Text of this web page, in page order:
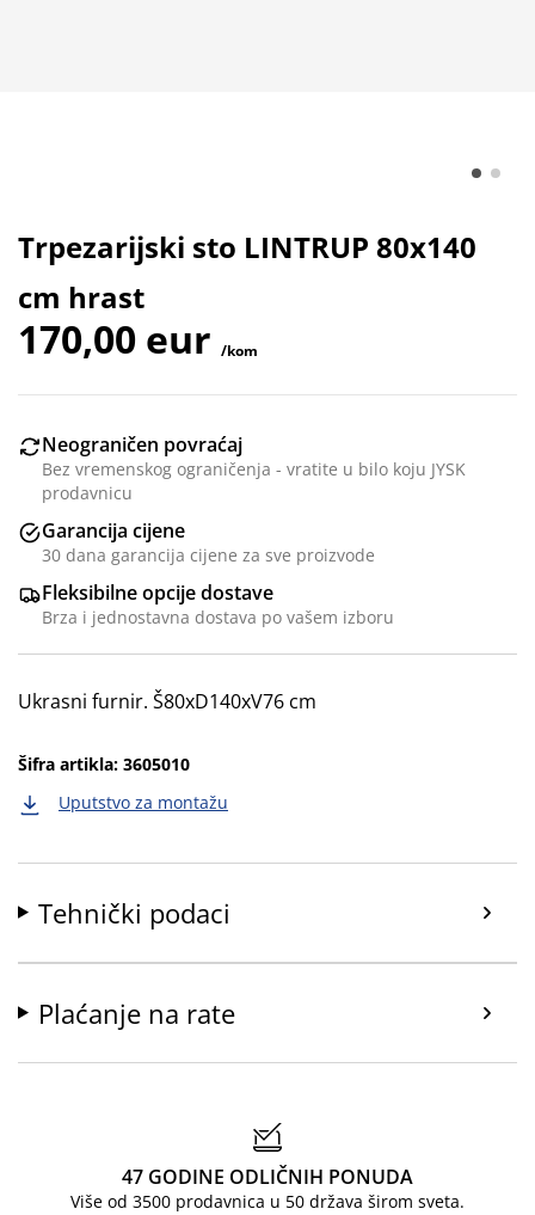
Trpezarijski sto LINTRUP 80x140
cm hrast
170,00 eur /kom
Neograničen povraćaj
Bez vremenskog ograničenja - vratite u bilo koju JYSK
prodavnicu
Garancija cijene
30 dana garancija cijene za sve proizvode
Fleksibilne opcije dostave
Brza i jednostavna dostava po vašem izboru
Ukrasni furnir. Š80xD140xV76 cm
Šifra artikla: 3605010
Uputstvo za montažu
Tehnički podaci
Plaćanje na rate
47 GODINE ODLIČNIH PONUDA
Više od 3500 prodavnica u 50 država širom sveta.